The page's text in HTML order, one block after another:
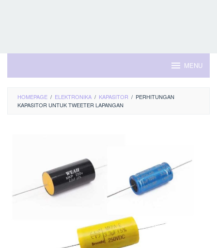
MENU
HOMEPAGE / ELEKTRONIKA / KAPASITOR / PERHITUNGAN
KAPASITOR UNTUK TWEETER LAPANGAN